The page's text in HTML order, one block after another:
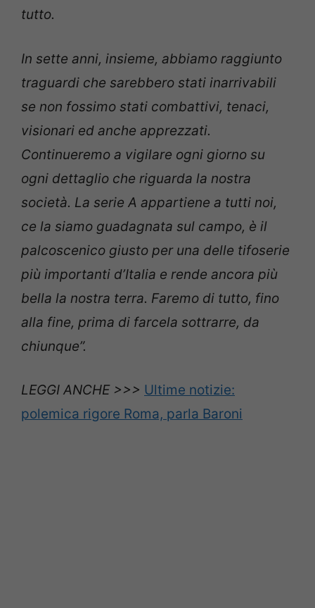
tutto.
In sette anni, insieme, abbiamo raggiunto
traguardi che sarebbero stati inarrivabili
se non fossimo stati combattivi, tenaci,
visionari ed anche apprezzati.
Continueremo a vigilare ogni giorno su
ogni dettaglio che riguarda la nostra
società. La serie A appartiene a tutti noi,
ce la siamo guadagnata sul campo, è il
palcoscenico giusto per una delle tifoserie
più importanti d’Italia e rende ancora più
bella la nostra terra. Faremo di tutto, fino
alla fine, prima di farcela sottrarre, da
chiunque”.
LEGGI ANCHE >>> Ultime notizie:
polemica rigore Roma, parla Baroni